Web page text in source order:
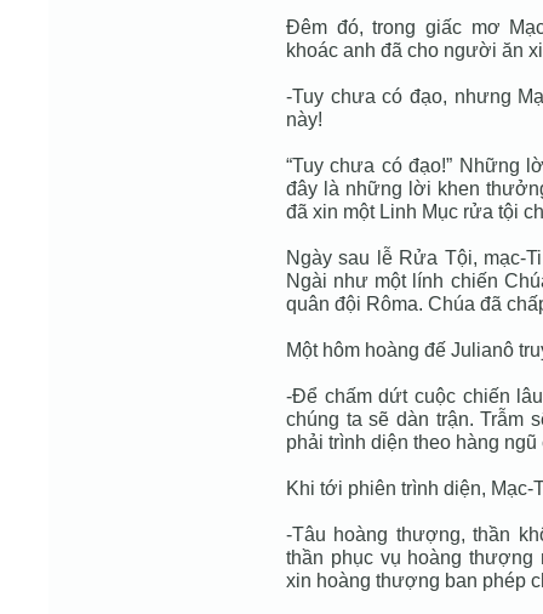
Đêm đó, trong giấc mơ
khoác anh đã cho người ăn
-Tuy chưa có đạo, nhưng
này!
“Tuy chưa có đạo!” Những
đây là những lời khen
đã xin một Linh Mục rửa tội
Ngày sau lễ Rửa Tội, mạc-
Ngài như một lính chiến
quân đội Rôma. Chúa đã
Một hôm hoàng đế Julianô
-Để chấm dứt cuộc chiến
chúng ta sẽ dàn trận. Trẫm
phải trình diện theo hàng ngũ
Khi tới phiên trình diện,
-Tâu hoàng thượng, thần
thần phục vụ hoàng
xin hoàng thượng ban phép